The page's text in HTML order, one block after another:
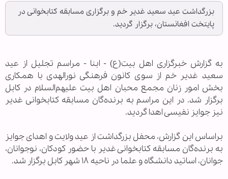
بزرگداشت عید سعید غدیر خم و برگزاری مسابقه کتابخوانی در
پایتخت افغانستان، برگزار گردید.
به گزارش خبرگزاری اهل بیت(ع) - ابنا - مراسم تجلیل از عید
سعید غدیر خم از سوی کانون فرهنگی نورالهدی با همکاری
بخش امور زنان مجمع محبان اهل بیت علیهم‌السلام در کابل
برگزار شد. در این مراسم به برنده‌گان مسابقه کتابخوانی غدیر
نیز جوایز نفیسی اهدا گردید.
براساس این گزارش، محفل بزرگداشت از عید ولایت و اهدای جوایز
به برنده‌گان مسابقه کتابخوانی غدیر با حضور کودکان، نوجوانان،
جوانان، اساتید دانشگاه و علما در ناحیه ۱۸ شهر کابل برگزار شد.